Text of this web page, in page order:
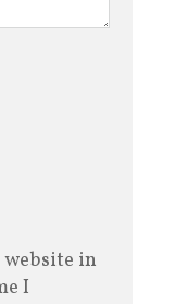
website in
I